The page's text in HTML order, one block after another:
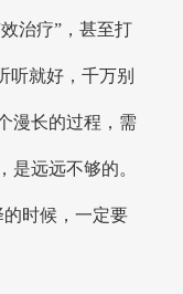
治疗”，甚至打
听就好，千万别
漫长的过程，需
是远远不够的。
时候，一定要